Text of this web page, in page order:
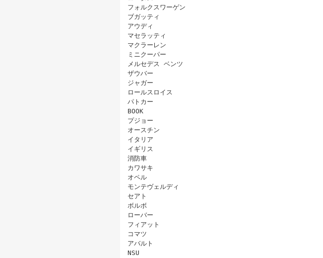
フォルクスワーゲン
ブガッティ
アウディ
マセラッティ
マクラーレン
ミニクーパー
メルセデス ベンツ
ザウバー
ジャガー
ロールスロイス
パトカー
BOOK
プジョー
オースチン
イタリア
イギリス
消防車
カワサキ
オペル
モンテヴェルディ
セアト
ボルボ
ローバー
フィアット
コマツ
アバルト
NSU